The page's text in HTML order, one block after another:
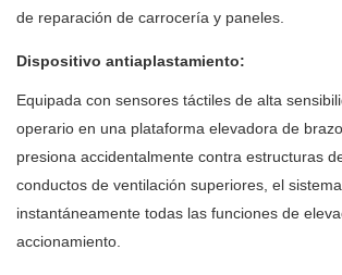
de reparación de carrocería y paneles.
Dispositivo antiaplastamiento:
Equipada con sensores táctiles de alta
operario en una plataforma elevadora de
presiona accidentalmente contra estructuras
conductos de ventilación superiores, el
instantáneamente todas las funciones de
accionamiento.